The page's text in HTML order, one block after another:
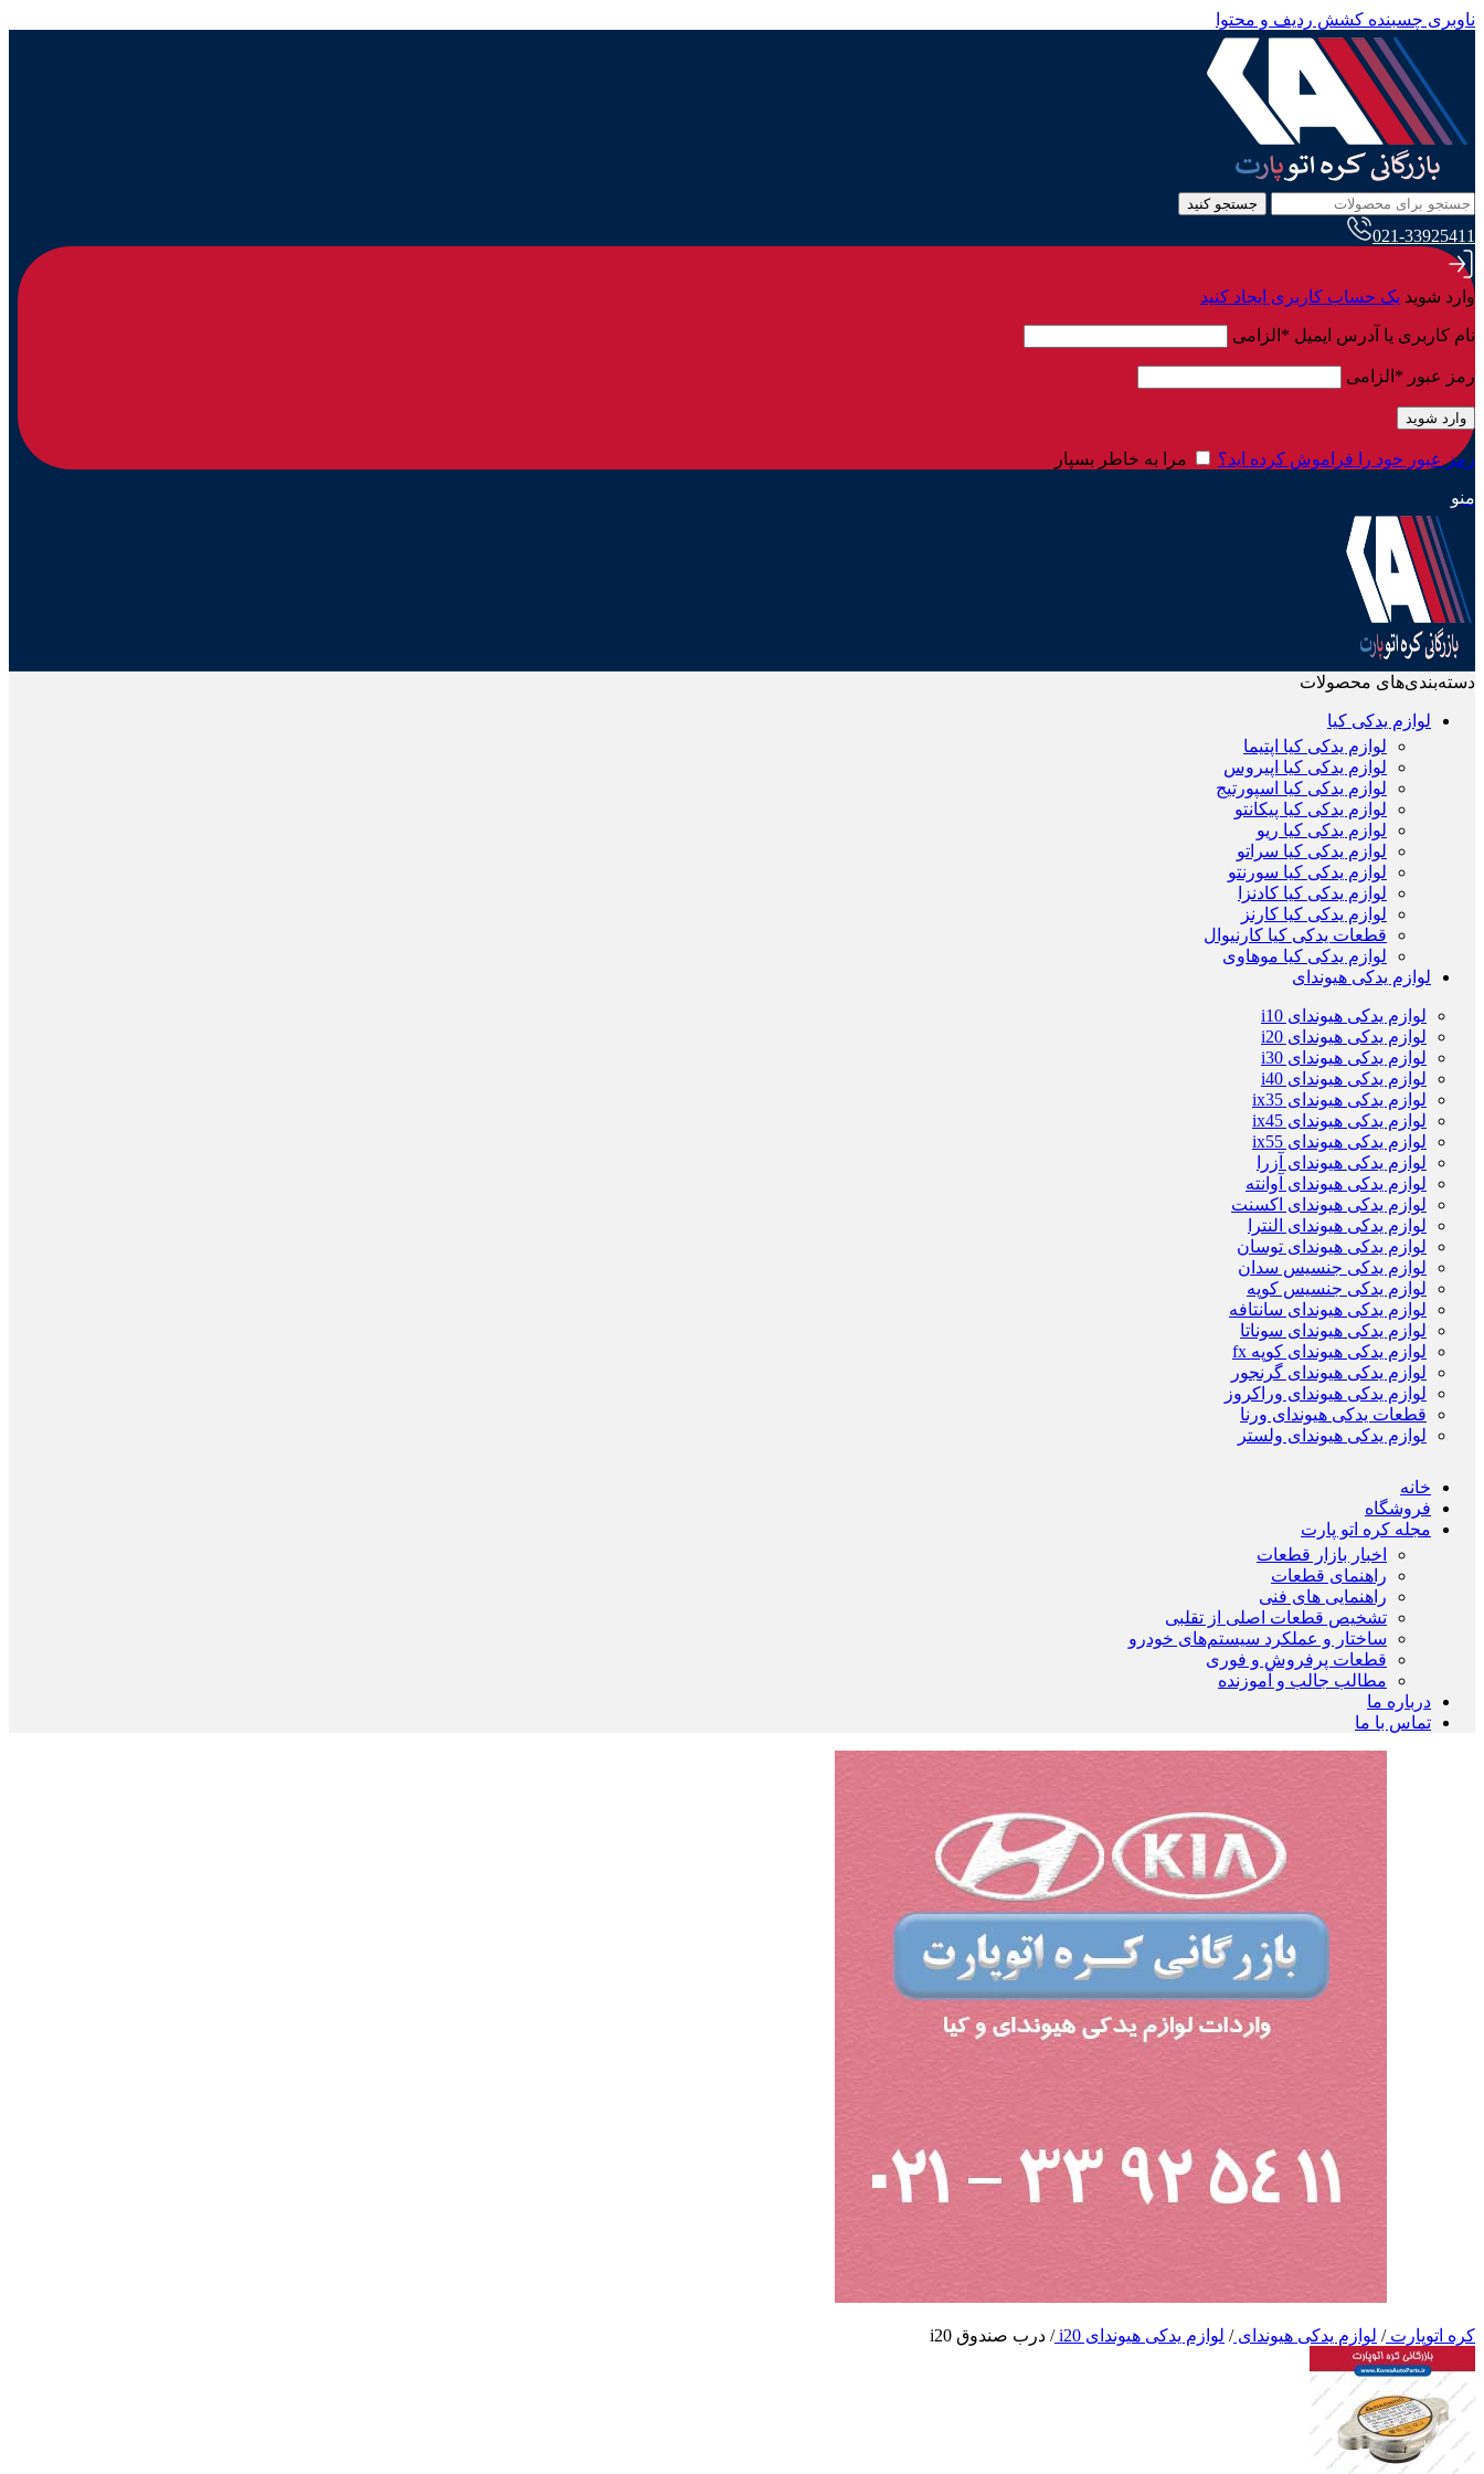
ناوبری چسبنده کشش ردیف و محتوا
جستجو کنید
021-33925411
وارد شوید یک حساب کاربری ایجاد کنید
نام کاربری یا آدرس ایمیل * الزامی
رمز عبور * الزامی
وارد شوید
رمز عبور خود را فراموش کرده اید؟ مرا به خاطر بسپار
منو
دسته‌بندی‌های محصولات
لوازم یدکی کیا
لوازم یدکی کیا اپتیما
لوازم یدکی کیا اپیروس
لوازم یدکی کیا اسپورتیج
لوازم یدکی کیا پیکانتو
لوازم یدکی کیا ریو
لوازم یدکی کیا سراتو
لوازم یدکی کیا سورنتو
لوازم یدکی کیا کادنزا
لوازم یدکی کیا کارنز
قطعات یدکی کیا کارنیوال
لوازم یدکی کیا موهاوی
لوازم یدکی هیوندای
لوازم یدکی هیوندای i10
لوازم یدکی هیوندای i20
لوازم یدکی هیوندای i30
لوازم یدکی هیوندای i40
لوازم یدکی هیوندای ix35
لوازم یدکی هیوندای ix45
لوازم یدکی هیوندای ix55
لوازم یدکی هیوندای آزرا
لوازم یدکی هیوندای آوانته
لوازم یدکی هیوندای اکسنت
لوازم یدکی هیوندای النترا
لوازم یدکی هیوندای توسان
لوازم یدکی جنسیس سدان
لوازم یدکی جنسیس کوپه
لوازم یدکی هیوندای سانتافه
لوازم یدکی هیوندای سوناتا
لوازم یدکی هیوندای کوپه fx
لوازم یدکی هیوندای گرنجور
لوازم یدکی هیوندای وراکروز
قطعات یدکی هیوندای ورنا
لوازم یدکی هیوندای ولستر
خانه
فروشگاه
مجله کره اتو پارت
اخبار بازار قطعات
راهنمای قطعات
راهنمایی های فنی
تشخیص قطعات اصلی از تقلبی
ساختار و عملکرد سیستم‌های خودرو
قطعات پرفروش و فوری
مطالب جالب و آموزنده
درباره ما
تماس با ما
کره اتوپارت/ لوازم یدکی هیوندای/ لوازم یدکی هیوندای i20 / درب صندوق i20